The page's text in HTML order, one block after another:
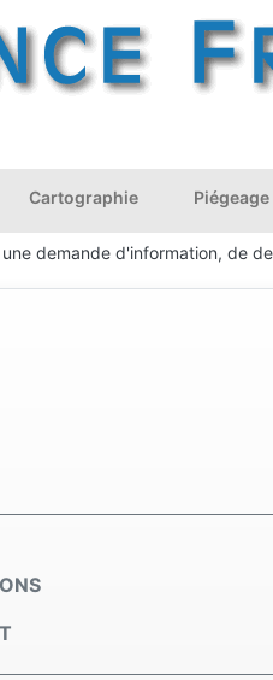
Cartographie Piégeage
une demande d'information, de